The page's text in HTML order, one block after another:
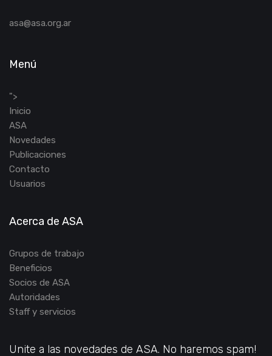
asa@asa.org.ar
Menú
">
Inicio
ASA
Novedades
Publicaciones
Contacto
Usuarios
Acerca de ASA
Grupos de trabajo
Beneficios
Socios de ASA
Autoridades
Staff y servicios
Unite a las novedades de ASA. No haremos spam!